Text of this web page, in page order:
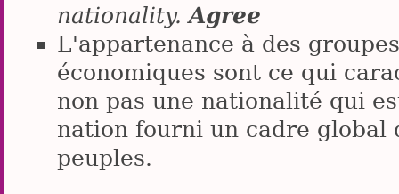
nationality.Agree
L'appartenance à des
économiques sont ce qui
non pas une nationalité qui
nation fourni un cadre global
peuples.